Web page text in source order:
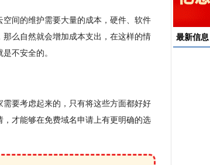
间的维护需要大量的成本，硬件、软件
么自然就会增加成本支出，在这样的情
不安全的。
要考虑起来的，只有将这些方面都好好
才能够在免费域名申请上有更明确的选
最新信息